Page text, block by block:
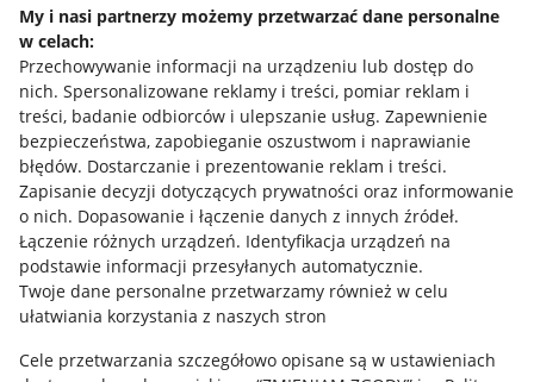
My i nasi partnerzy możemy przetwarzać dane personalne
w celach:
Przechowywanie informacji na urządzeniu lub dostęp do
nich. Spersonalizowane reklamy i treści, pomiar reklam i
treści, badanie odbiorców i ulepszanie usług. Zapewnienie
bezpieczeństwa, zapobieganie oszustwom i naprawianie
błędów. Dostarczanie i prezentowanie reklam i treści.
Zapisanie decyzji dotyczących prywatności oraz informowanie
o nich. Dopasowanie i łączenie danych z innych źródeł.
Łączenie różnych urządzeń. Identyfikacja urządzeń na
podstawie informacji przesyłanych automatycznie.
Twoje dane personalne przetwarzamy również w celu
ułatwiania korzystania z naszych stron
Cele przetwarzania szczegółowo opisane są w ustawieniach
Allegro Gadane dla sprzedających
Allegro Gadane dla kupujących
Mapa miejscowości
Informacje prawne
Regulamin
Polityka plików "cookies"
Ustawienia plików "cookies"
Udostępnianie lokalizacji